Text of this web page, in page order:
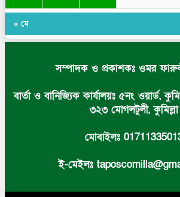
« মে
সম্পাদক ও প্রকাশকঃ ওমর
বার্তা ও বানিজ্যিক কার্যালয়ঃ ৫নং ওয়ার্ড,
৩২৩ মোগলটুলী, কুমিল্লা
মোবাইলঃ
ই-মেইলঃ